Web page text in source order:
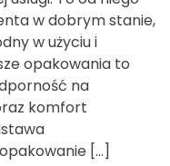
w dobrym stanie,
w użyciu i
opakowania to
na
komfort
[…]